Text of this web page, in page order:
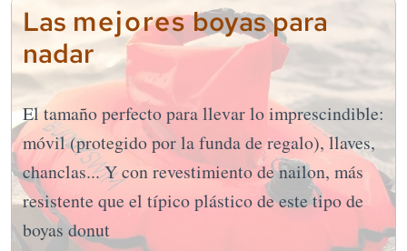
Las mejoresboyas para
nadar
El tamaño perfecto para llevar lo imprescindible:
móvil (protegido por la funda de regalo), llaves,
chanclas... Y con revestimiento de nailon, más
resistente que el típico plástico de este tipo de
boyas donut